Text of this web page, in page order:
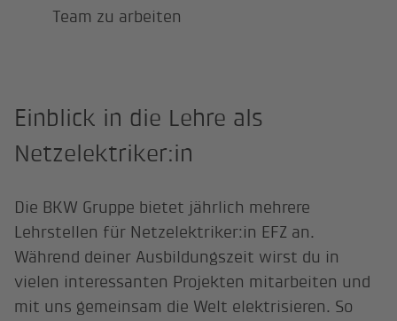
Team zu arbeiten
Einblick in die Lehre als
Netzelektriker:in
Die BKW Gruppe bietet jährlich mehrere
Lehrstellen für Netzelektriker:in EFZ an.
Während deiner Ausbildungszeit wirst du in
vielen interessanten Projekten mitarbeiten und
mit uns gemeinsam die Welt elektrisieren. So